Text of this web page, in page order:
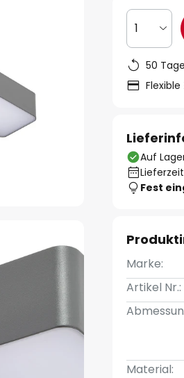
1
50
Auf
Fest
Marke:
Artikel Nr.:
Material: